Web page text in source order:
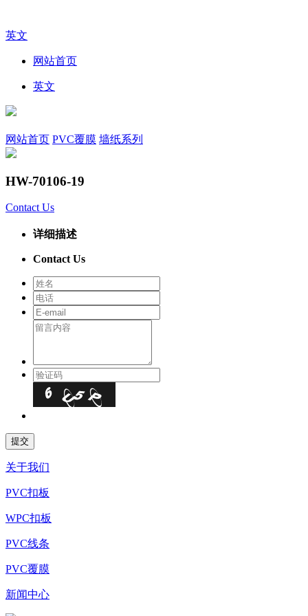
英文
网站首页
英文
网站首页 PVC覆膜 墙纸系列
HW-70106-19
Contact Us
详细描述
Contact Us
关于我们
PVC扣板
WPC扣板
PVC线条
PVC覆膜
新闻中心